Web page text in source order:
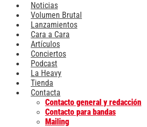
Noticias
Volumen Brutal
Lanzamientos
Cara a Cara
Artículos
Conciertos
Podcast
La Heavy
Tienda
Contacta
Contacto general y redacción
Contacto para bandas
Mailing